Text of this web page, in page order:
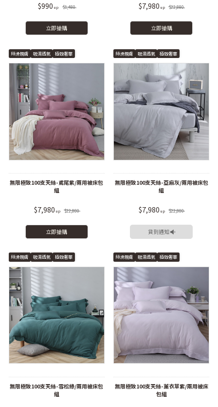
$990 $1,480
立即搶購
$7,980 $22,880
立即搶購
絲滑親膚 吸濕透氣 極致奢華
無限極致100支天絲-鳶尾紫/兩用被床包
組
$7,980 $22,880
立即搶購
絲滑親膚 吸濕透氣 極致奢華
無限極致100支天絲-亞麻灰/兩用被床包
組
$7,980 $22,880
貨到通知
絲滑親膚 吸濕透氣 極致奢華
無限極致100支天絲-雪松綠/兩用被床包
組
絲滑親膚 吸濕透氣 極致奢華
無限極致100支天絲-薰衣草紫/兩用被床
包組